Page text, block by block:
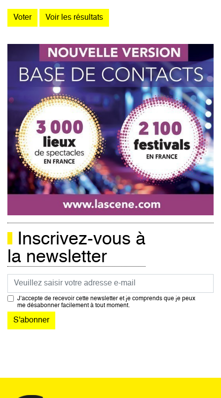
Inscrivez-vous à
la newsletter
Courriel
J’accepte de recevoir cette newsletter et je comprends que je peux
me désabonner facilement à tout moment.